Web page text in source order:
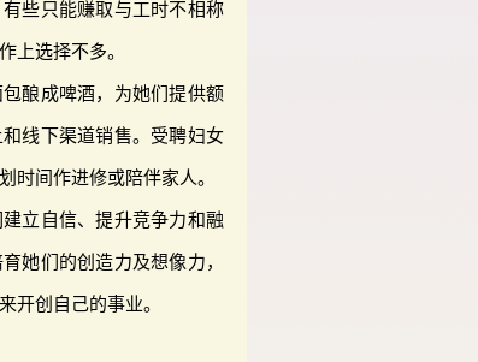
些只能赚取与工时不相称
上选择不多。
酿成啤酒，为她们提供额
线下渠道销售。受聘妇女
时间作进修或陪伴家人。
立自信、提升竞争力和融
她们的创造力及想像力，
开创自己的事业。